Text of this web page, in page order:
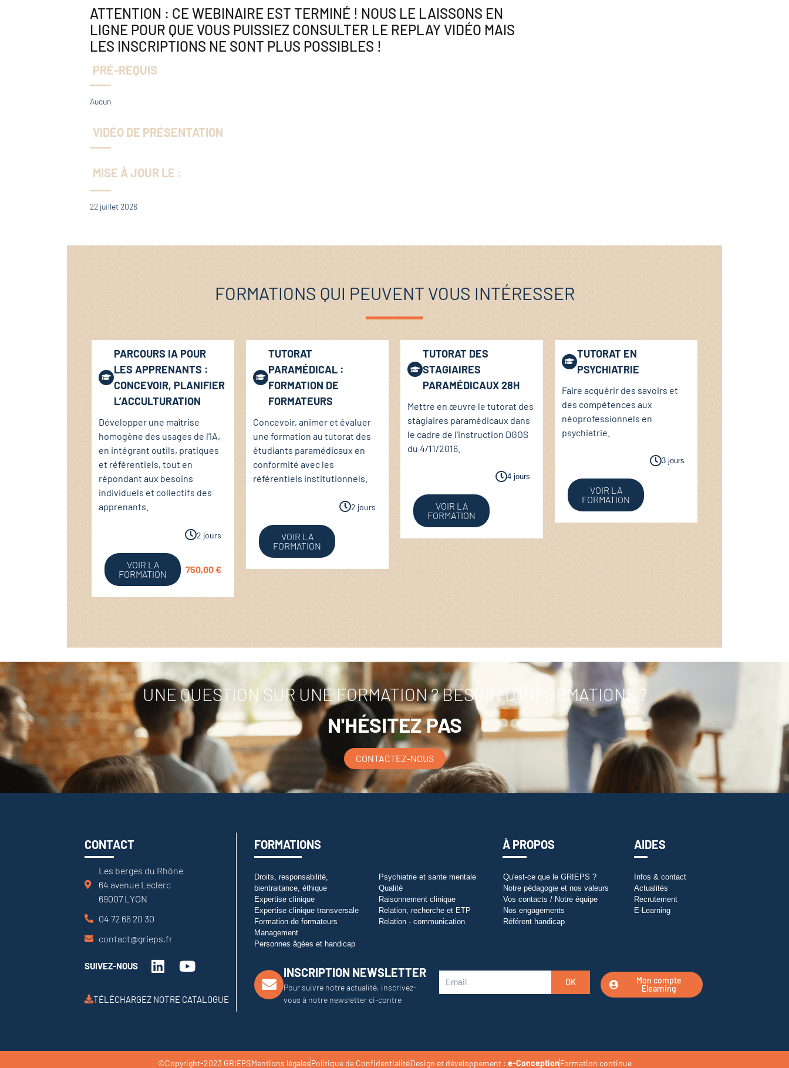
ATTENTION : CE WEBINAIRE EST TERMINÉ ! NOUS LE LAISSONS EN
LIGNE POUR QUE VOUS PUISSIEZ CONSULTER LE REPLAY VIDÉO MAIS
LES INSCRIPTIONS NE SONT PLUS POSSIBLES !
PRÉ-REQUIS
Aucun
VIDÉO DE PRÉSENTATION
MISE À JOUR LE :
22 juillet 2026
FORMATIONS QUI PEUVENT VOUS INTÉRESSER
PARCOURS IA POUR
LES APPRENANTS :
CONCEVOIR, PLANIFIER
L’ACCULTURATION
Développer une maîtrise
homogène des usages de l’IA,
en intégrant outils, pratiques
et référentiels, tout en
répondant aux besoins
individuels et collectifs des
apprenants.
2 jours
VOIR LA
FORMATION
750,00€
TUTORAT
PARAMÉDICAL :
FORMATION DE
FORMATEURS
Concevoir, animer et évaluer
une formation au tutorat des
étudiants paramédicaux en
conformité avec les
référentiels institutionnels.
2 jours
VOIR LA
FORMATION
TUTORAT DES
STAGIAIRES
PARAMÉDICAUX 28H
Mettre en œuvre le tutorat des
stagiaires paramédicaux dans
le cadre de l’instruction DGOS
du 4/11/2016.
4 jours
VOIR LA
FORMATION
TUTORAT EN
PSYCHIATRIE
Faire acquérir des savoirs et
des compétences aux
néoprofessionnels en
psychiatrie.
3 jours
VOIR LA
FORMATION
UNE QUESTION SUR UNE FORMATION ? BESOIN D'INFORMATIONS ?
N'HÉSITEZ PAS
CONTACTEZ-NOUS
CONTACT
Les berges du Rhône
64 avenue Leclerc
69007 LYON
04 72 66 20 30
contact@grieps.fr
SUIVEZ-NOUS
TÉLÉCHARGEZ NOTRE CATALOGUE
FORMATIONS À PROPOS AIDES
Droits, responsabilité,
bientraitance, éthique
Expertise clinique
Expertise clinique transversale
Formation de formateurs
Management
Personnes âgées et handicap
Psychiatrie et sante mentale
Qualité
Raisonnement clinique
Relation, recherche et ETP
Relation - communication
Qu'est-ce que le GRIEPS ?
Notre pédagogie et nos valeurs
Vos contacts / Notre équipe
Nos engagements
Référent handicap
Infos & contact
Actualités
Recrutement
E-Learning
INSCRIPTION NEWSLETTER
Pour suivre notre actualité, inscrivez-
vous à notre newsletter ci-contre
OK
Mon compte
Elearning
©Copyright-2023 GRIEPSMentions légalesPolitique de ConfidentialitéDesign et développement : e-ConceptionFormation continue